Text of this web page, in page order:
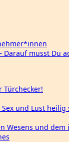
Darauf musst Du
Türchecker!
und Lust heilig
Wesens und dem